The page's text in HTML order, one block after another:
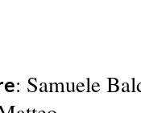
: Samuele